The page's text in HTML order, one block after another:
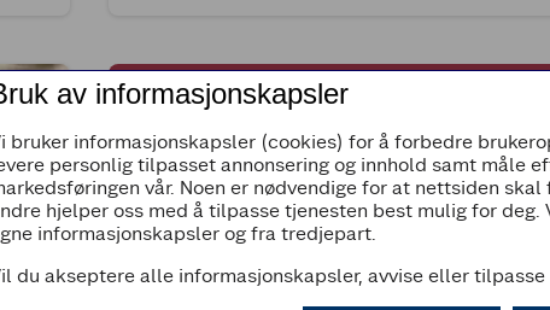
SUPPE
Betasuppe
av informasjonskapsler
bruker informasjonskapsler (cookies) for å forbedre
personlig tilpasset annonsering og innhold samt måle
vår. Noen er nødvendige for at nettsiden skal
hjelper oss med å tilpasse tjenesten best mulig for deg.
informasjonskapsler og fra tredjepart.
du akseptere alle informasjonskapsler, avvise eller